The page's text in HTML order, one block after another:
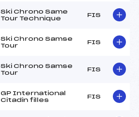
Ski Chrono Same
Tour Technique
FIS
Ski Chrono Samse
Tour
FIS
Ski Chrono Samse
Tour
FIS
GP International
Citadin filles
FIS